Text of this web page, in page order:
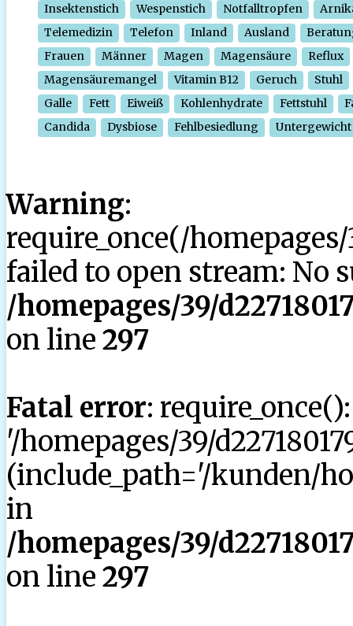
Insektenstich
Wespenstich Notfalltropfen
Telemedizin
Telefon Inland Ausland
Frauen
Männer Magen Magensäure
Reflux
Magensäuremangel
Vitamin B12 Geruch
Stuhl
Galle
Fett Eiweiß Kohlenhydrate Fettstuhl
Candida
Dysbiose Fehlbesiedlung Untergewicht
Warning:
require_once(/
failed to open stream: No
/homepages/39/
on line 297
Fatal error:
'/homepages/39/
(include_path='/kunden/
in
/homepages/39/
on line 297